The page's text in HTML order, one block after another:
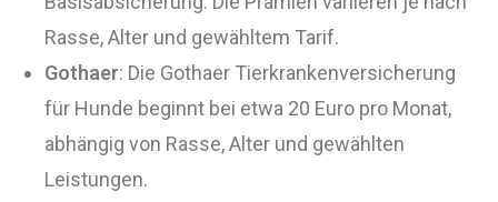
Rasse, Alter und gewähltem Tarif.
Gothaer: Die Gothaer Tierkrankenversicherung
für Hunde beginnt bei etwa 20 Euro pro Monat,
abhängig von Rasse, Alter und gewählten
Leistungen.